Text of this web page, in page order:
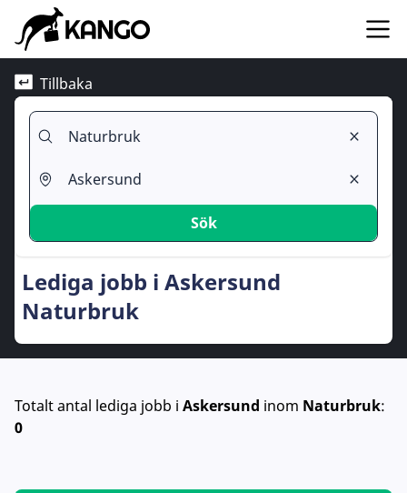
Tillbaka
Sök
Lediga jobb i Askersund
Naturbruk
Totalt antal lediga jobb i Askersund inom Naturbruk:
0